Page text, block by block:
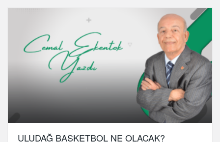
ULUDAĞ BASKETBOL NE OLACAK?